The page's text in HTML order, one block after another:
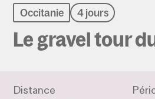
Occitanie 4 jours
Le gravel tour
Distance